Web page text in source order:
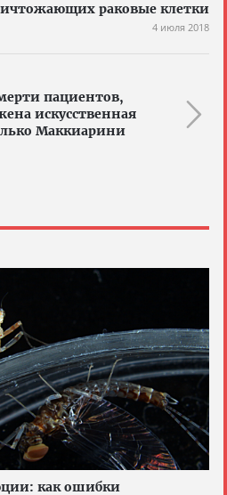
раковые клетки
4 июля 2018
пациентов,
искусственная
Маккиарини
как ошибки